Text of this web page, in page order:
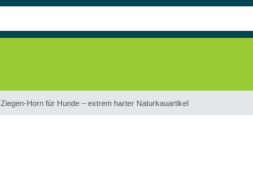
Ziegen‑Horn für Hunde – extrem harter Naturkauartikel